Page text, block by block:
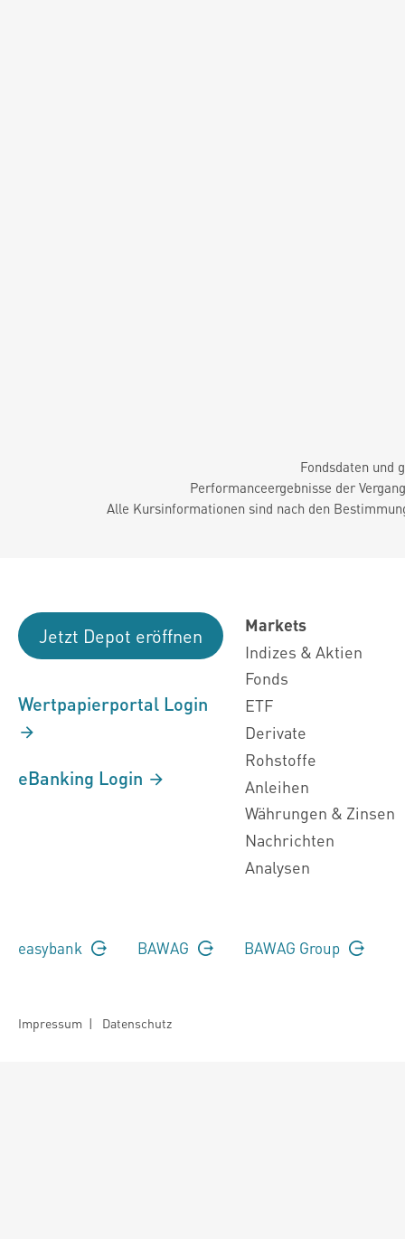
Fondsdaten und
Performanceergebnisse der
Alle Kursinformationen sind nach den
Jetzt Depot eröffnen
Wertpapierportal Login
eBanking Login
Markets
Indizes & Aktien
Fonds
ETF
Derivate
Rohstoffe
Anleihen
Währungen & Zinsen
Nachrichten
Analysen
easybank BAWAG BAWAG Group
Impressum | Datenschutz